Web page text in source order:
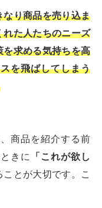
なり商品を売り込ま
れた人たちのニーズ
を求める気持ちを高
を飛ばしてしまう
商品を紹介する前
きに
「これが欲し
とが大切です。こ